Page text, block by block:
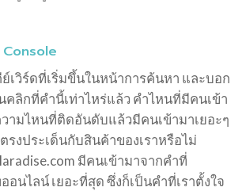
เวิร์ดที่เริ่มขึ้นในหน้าการค้นหา และบอก
คลิกที่คำนี้เท่าไหร่แล้ว คำไหนที่มีคนเข้า
ามไหนที่ติดอันดับแล้วมีคนเข้ามาเยอะๆ
รงประเด็นกับสินค้าของเราหรือไม่
มีคนเข้ามาจากคำที่
อนไลน์ เยอะที่สุด ซึ่งก็เป็นคำที่เราตั้งใจ